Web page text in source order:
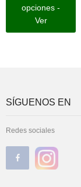
opciones -
Ver
SÍGUENOS EN
Redes sociales